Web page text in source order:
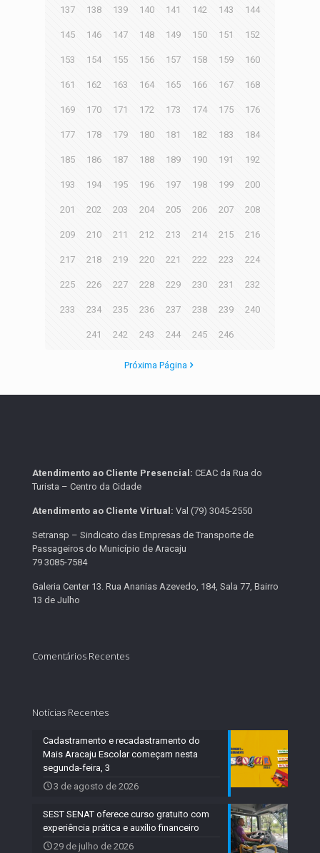
137 138 139 140 141 142 143 144
145 146 147 148 149 150 151 152
153 154 155 156 157 158 159 160
161 162 163 164 165 166 167 168
169 170 171 172 173 174 175 176
177 178 179 180 181 182 183 184
185 186 187 188 189 190 191 192
193 194 195 196 197 198 199 200
201 202 203 204 205 206 207 208
209 210 211 212 213 214 215 216
217 218 219 220 221 222 223 224
225 226 227 228 229 230 231 232
233 234 235 236 237 238 239 240
241 242 243 244 245 246
Próxima Página
Atendimento ao Cliente Presencial: CEAC da Rua do
Turista – Centro da Cidade
Atendimento ao Cliente Virtual: Val (79) 3045-2550
Setransp – Sindicato das Empresas de Transporte de
Passageiros do Município de Aracaju
79 3085-7584
Galeria Center 13. Rua Ananias Azevedo, 184, Sala 77, Bairro
13 de Julho
Comentários Recentes
Notícias Recentes
Cadastramento e recadastramento do
Mais Aracaju Escolar começam nesta
segunda-feira, 3
3 de agosto de 2026
SEST SENAT oferece curso gratuito com
experiência prática e auxílio financeiro
29 de julho de 2026